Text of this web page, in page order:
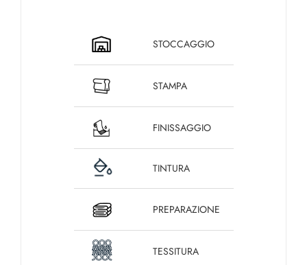
STOCCAGGIO
STAMPA
FINISSAGGIO
TINTURA
PREPARAZIONE
TESSITURA